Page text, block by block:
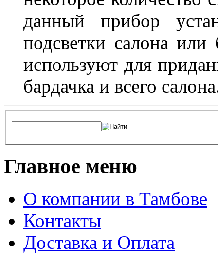
данный прибор
подсветки салона
используют для
бардачка и всего
Главное меню
О компании в Тамбове
Контакты
Доставка и Оплата